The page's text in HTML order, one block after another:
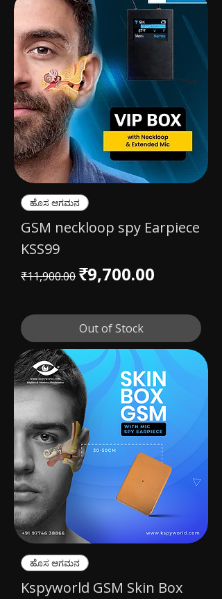
ಹೊಸ ಆಗಮನ
GSM neckloop spy Earpiece
KSS99
Regular Price
₹11,900.00 Sale Price
₹9,700.00
Out of Stock
ಹೊಸ ಆಗಮನ
Kspyworld GSM Skin Box